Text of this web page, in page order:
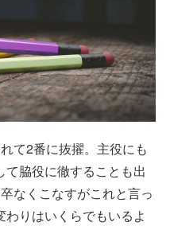
て2番に抜擢。主役にも
て脇役に徹することも出
なくこなすがこれと言っ
りはいくらでもいるよ